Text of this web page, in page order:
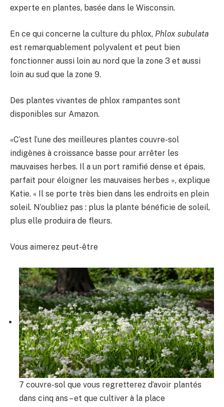
experte en plantes, basée dans le Wisconsin.
En ce qui concerne la culture du phlox, Phlox subulata
est remarquablement polyvalent et peut bien
fonctionner aussi loin au nord que la zone 3 et aussi
loin au sud que la zone 9.
Des plantes vivantes de phlox rampantes sont
disponibles sur Amazon.
«C’est l’une des meilleures plantes couvre-sol
indigènes à croissance basse pour arrêter les
mauvaises herbes. Il a un port ramifié dense et épais,
parfait pour éloigner les mauvaises herbes », explique
Katie. « Il se porte très bien dans les endroits en plein
soleil. N’oubliez pas : plus la plante bénéficie de soleil,
plus elle produira de fleurs.
Vous aimerez peut-être
7 couvre-sol que vous regretterez d’avoir plantés
dans cinq ans – et que cultiver à la place